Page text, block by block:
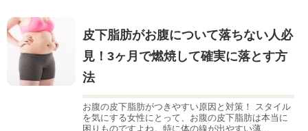
皮下脂肪がお腹について落ちない人必
見！3ヶ月で燃焼して確実に落とす方
法
お腹の皮下脂肪がつきやすい原因と対策！ スタイル
を気にする女性にとって、お腹の皮下脂肪は本当に
困りものですよね。特に体の線が出やすい薄...